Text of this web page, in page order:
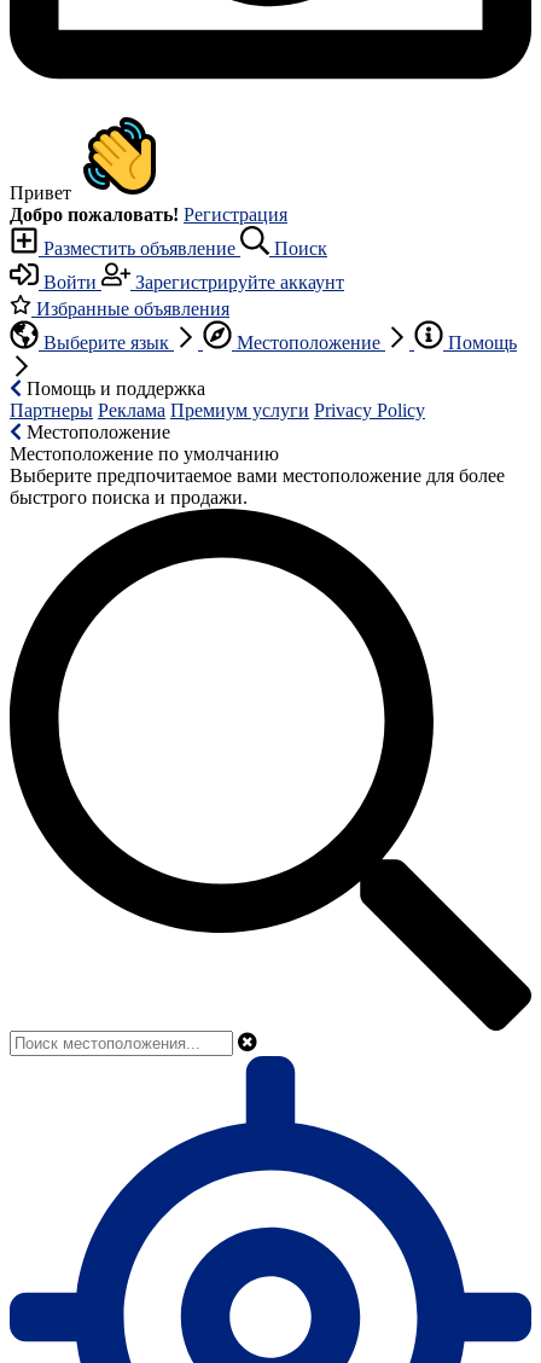
Привет
Добро пожаловать! Регистрация
Разместить объявление
Поиск
Войти
Зарегистрируйте аккаунт
Избранные объявления
Выберите язык
Местоположение Помощь
Помощь и поддержка
Партнеры Реклама Премиум услуги Privacy Policy
Местоположение
Местоположение по умолчанию
Выберите предпочитаемое вами местоположение для более
быстрого поиска и продажи.